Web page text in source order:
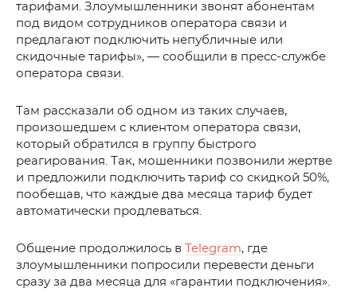
тарифами. Злоумышленники звонят абонентам
под видом сотрудников оператора связи и
предлагают подключить непубличные или
скидочные тарифы», — сообщили в пресс-службе
оператора связи.
Там рассказали об одном из таких случаев,
произошедшем с клиентом оператора связи,
который обратился в группу быстрого
реагирования. Так, мошенники позвонили жертве
и предложили подключить тариф со скидкой 50%,
пообещав, что каждые два месяца тариф будет
автоматически продлеваться.
Общение продолжилось в Telegram, где
злоумышленники попросили перевести деньги
сразу за два месяца для «гарантии подключения».